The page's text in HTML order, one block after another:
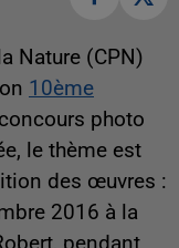
Nature (CPN)
10ème
photo
le thème est
des œuvres :
2016 à la
pendant